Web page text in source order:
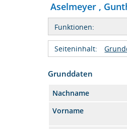
Aselmeyer ,
Funktionen:
Seiteninhalt:
Grunddaten
Nachname
Vorname